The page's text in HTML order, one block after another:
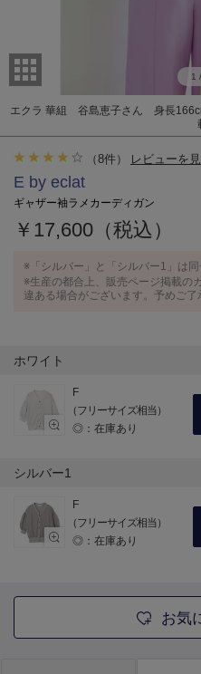
1 /
エクラ 華組 谷島恵子さん 身長
（8件） レビューを
E by eclat
ギャザー袖ラメカーディガン
￥17,600（税込）
※「シルバー」と「シルバー1」は同
※生産の都合上、販売ページ掲載の
違ある場合がございます。予めご了
ホワイト
F
（フリーサイズ相当）
◎：在庫あり
シルバー1
F
（フリーサイズ相当）
◎：在庫あり
お気